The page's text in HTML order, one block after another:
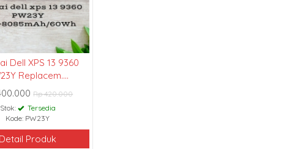
Dell XPS 13 9360
Replacem....
Rp 420.000
Stok:
Tersedia
Kode: PW23Y
Detail Produk